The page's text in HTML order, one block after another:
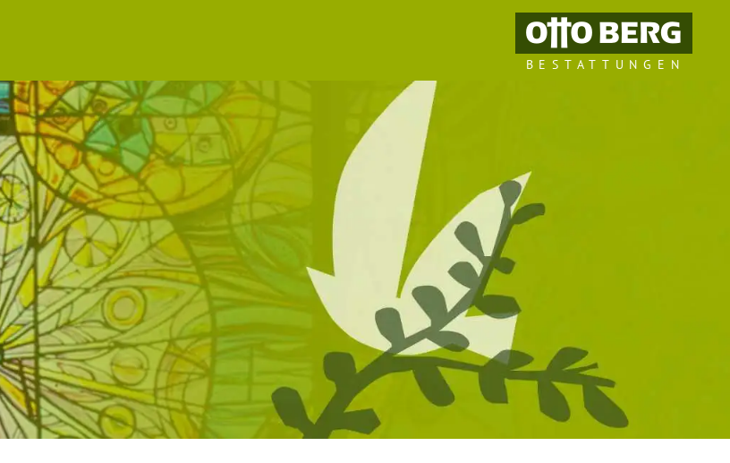
BESTATTUNGEN